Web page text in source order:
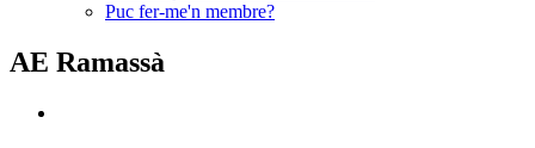
Puc fer-me'n membre?
AE Ramassà